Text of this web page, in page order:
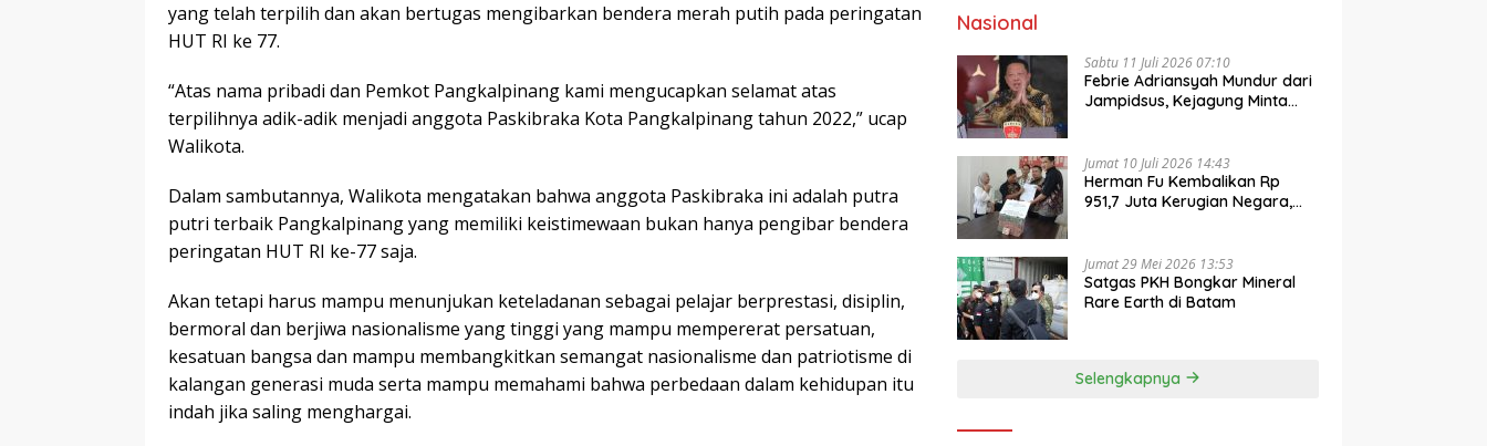
yang telah terpilih dan akan bertugas mengibarkan bendera merah putih pada peringatan
HUT RI ke 77.
“Atas nama pribadi dan Pemkot Pangkalpinang kami mengucapkan selamat atas
terpilihnya adik-adik menjadi anggota Paskibraka Kota Pangkalpinang tahun 2022,” ucap
Walikota.
Dalam sambutannya, Walikota mengatakan bahwa anggota Paskibraka ini adalah putra
putri terbaik Pangkalpinang yang memiliki keistimewaan bukan hanya pengibar bendera
peringatan HUT RI ke-77 saja.
Akan tetapi harus mampu menunjukan keteladanan sebagai pelajar berprestasi, disiplin,
bermoral dan berjiwa nasionalisme yang tinggi yang mampu mempererat persatuan,
kesatuan bangsa dan mampu membangkitkan semangat nasionalisme dan patriotisme di
kalangan generasi muda serta mampu memahami bahwa perbedaan dalam kehidupan itu
indah jika saling menghargai.
Nasional
Sabtu 11 Juli 2026 07:10
Febrie Adriansyah Mundur dari
Jampidsus, Kejagung Minta
Jumat 10 Juli 2026 14:43
Herman Fu Kembalikan Rp
951,7 Juta Kerugian Negara,
Jumat 29 Mei 2026 13:53
Satgas PKH Bongkar Mineral
Selengkapnya